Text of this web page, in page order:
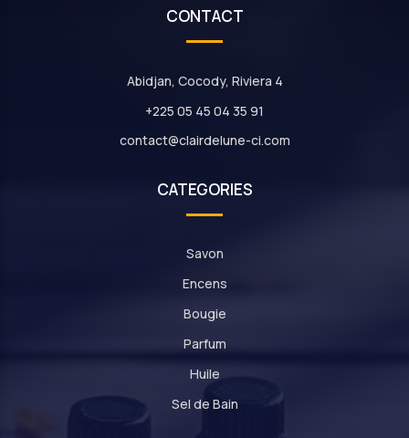
CONTACT
Abidjan, Cocody, Riviera 4
+225 05 45 04 35 91
contact@clairdelune-ci.com
CATEGORIES
Savon
Encens
Bougie
Parfum
Huile
Sel de Bain